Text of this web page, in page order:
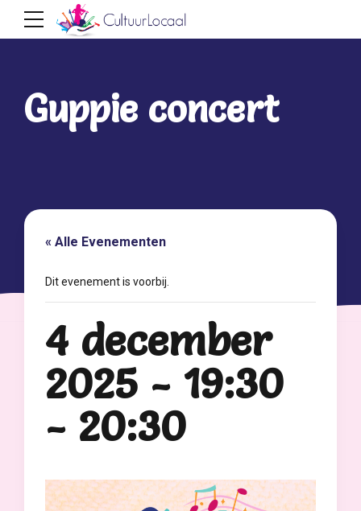
Guppie concert
« Alle Evenementen
Dit evenement is voorbij.
4 december
2025 - 19:30
- 20:30